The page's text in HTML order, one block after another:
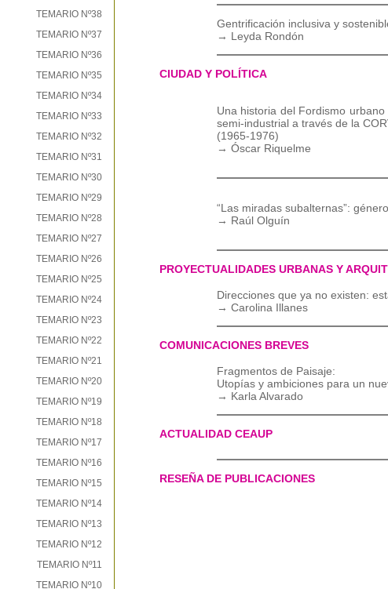
TEMARIO Nº38
TEMARIO Nº37
TEMARIO Nº36
TEMARIO Nº35
TEMARIO Nº34
TEMARIO Nº33
TEMARIO Nº32
TEMARIO Nº31
TEMARIO Nº30
TEMARIO Nº29
TEMARIO Nº28
TEMARIO Nº27
TEMARIO Nº26
TEMARIO Nº25
TEMARIO Nº24
TEMARIO Nº23
TEMARIO Nº22
TEMARIO Nº21
TEMARIO Nº20
TEMARIO Nº19
TEMARIO Nº18
TEMARIO Nº17
TEMARIO Nº16
TEMARIO Nº15
TEMARIO Nº14
TEMARIO Nº13
TEMARIO Nº12
TEMARIO Nº11
TEMARIO Nº10
Gentrificación inclusiva y
→ Leyda Rondón
CIUDAD Y POLÍTICA
Una historia del Fordismo
semi-industrial a través de la
(1965-1976)
→ Óscar Riquelme
“Las miradas subalternas”:
→ Raúl Olguín
PROYECTUALIDADES URBANAS Y
Direcciones que ya no existen:
→ Carolina Illanes
COMUNICACIONES BREVES
Fragmentos de Paisaje:
Utopías y ambiciones para un
→ Karla Alvarado
ACTUALIDAD CEAUP
RESEÑA DE PUBLICACIONES